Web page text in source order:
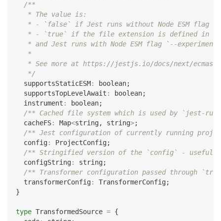
/**
   * The value is:
* - `false` if Jest runs without Node ESM flag
* - `true` if the file extension is defined in
* and Jest runs with Node ESM flag `--
   *
* See more at https://jestjs.io/docs/next/
   */
  supportsStaticESM
: boolean;
  supportsTopLevelAwait
: boolean;
  instrument
: boolean;
/** Cached file system which is used by `jest-
  cacheFS
: Map<string, string>;
/** Jest configuration of currently running
  config
: ProjectConfig;
/** Stringified version of the `config` - useful
  configString
: string;
/** Transformer configuration passed through
  transformerConfig
: TransformerConfig;
}
type TransformedSource = {